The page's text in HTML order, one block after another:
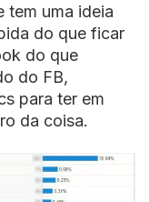
tem uma ideia
do que ficar
do que
do FB,
para ter em
da coisa.